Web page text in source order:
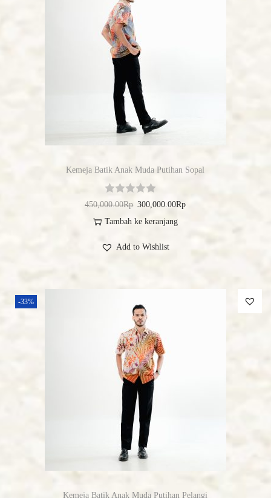
Kemeja Batik Anak Muda Putihan Sopal
450,000.00Rp 300,000.00Rp
Tambah ke keranjang
Add to Wishlist
-33%
Kemeja Batik Anak Muda Putihan Pelangi